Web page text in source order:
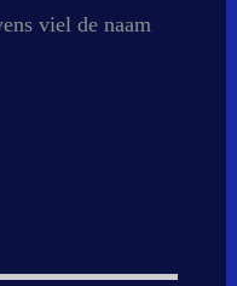
viel de naam
de klus, en